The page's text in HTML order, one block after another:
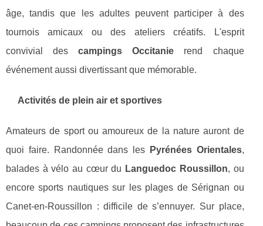
âge, tandis que les adultes peuvent participer à des
tournois amicaux ou des ateliers créatifs. L'esprit
convivial descampings Occitanie rend chaque
événement aussi divertissant que mémorable.
Activités de plein air et sportives
Amateurs de sport ou amoureux de la nature auront de
quoi faire. Randonnée dans les
Pyrénées Orientales,
balades à vélo au cœur du Languedoc Roussillon, ou
encore sports nautiques sur les plages de Sérignan ou
Canet-en-Roussillon : difficile de s’ennuyer. Sur place,